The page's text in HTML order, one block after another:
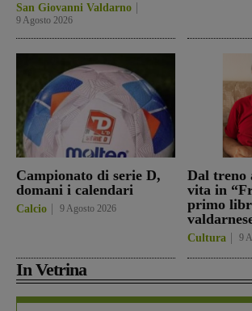
San Giovanni Valdarno
9 Agosto 2026
Campionato di serie D,
domani i calendari
Calcio 9 Agosto 2026
Dal treno
vita in
primo
Cultura 9
In Vetrina